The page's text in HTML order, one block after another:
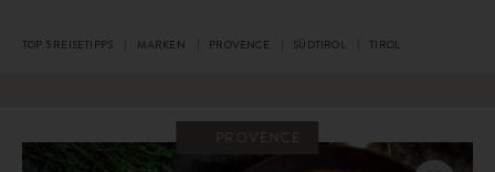
TOP 5 REISETIPPS MARKEN PROVENCE SÜDTIROL TIROL
PROVENCE